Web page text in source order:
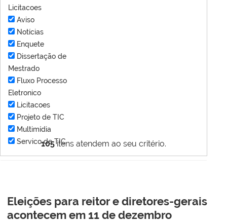
105itens atendem ao seu critério.
Licitacoes
Aviso
Notícias
Enquete
Dissertação de
Mestrado
Fluxo Processo
Eletronico
Licitacoes
Projeto de TIC
Multimídia
Servico de TIC
Eleições para reitor e diretores-gerais
acontecem em 11 de dezembro